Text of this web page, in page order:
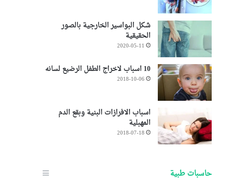
شكل البواسير الخارجية بالصور
الحقيقية
2020-05-11
10 اسباب لاخراج الطفل الرضيع لسانه
2018-10-06
اسباب الافرازات البنية وبقع الدم
المهبلية
2018-07-18
حاسبات طبية